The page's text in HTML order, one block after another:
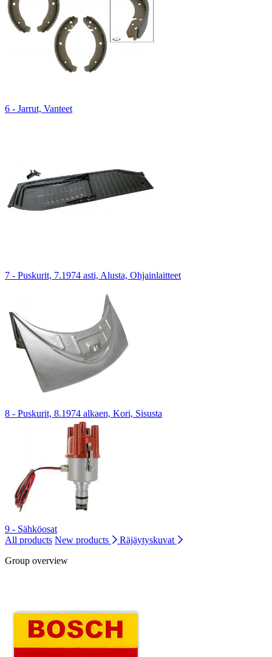
6 - Jarrut, Vanteet
7 - Puskurit, 7.1974 asti, Alusta, Ohjainlaitteet
8 - Puskurit, 8.1974 alkaen, Kori, Sisusta
9 - Sähköosat
All products New products
Räjäytyskuvat
Group overview